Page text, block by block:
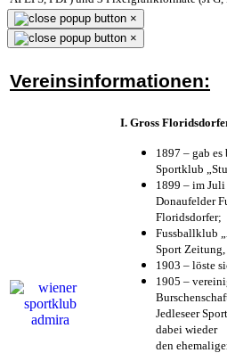
×
×
Vereinsinformationen:
I. Gross
1897 – gab es
Sportklub
1899 – im
Donaufelder
Floridsdorfer;
Fussballklub
Sport
1903 – löste
1905 –
Jedleseer
dabei wieder
den